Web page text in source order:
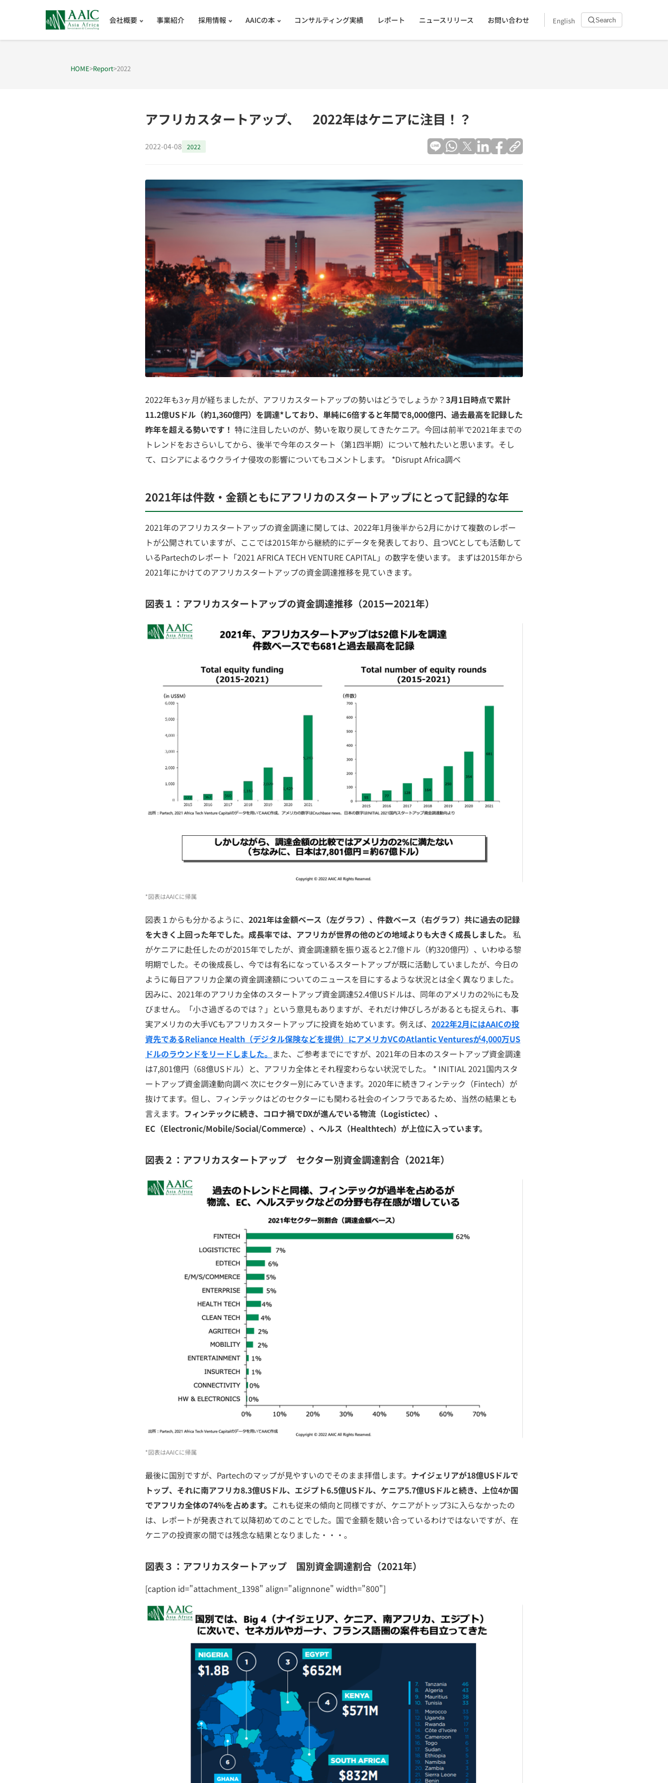
会社概要 事業紹介 採用情報 AAICの本 コンサルティング実績 レポート ニュースリリース お問い合わせ English Search
HOME>Report>2022
アフリカスタートアップ、 2022年はケニアに注目！？
2022-04-08 2022
2022年も3ヶ月が経ちましたが、アフリカスタートアップの勢いはどうでしょうか？3月1日時点で累計
11.2億USドル（約1,360億円）を調達*しており、単純に6倍すると年間で8,000億円、過去最高を記録した
昨年を超える勢いです！ 特に注目したいのが、勢いを取り戻してきたケニア。今回は前半で2021年までの
トレンドをおさらいしてから、後半で今年のスタート（第1四半期）について触れたいと思います。そし
て、ロシアによるウクライナ侵攻の影響についてもコメントします。 *Disrupt Africa調べ
2021年は件数・金額ともにアフリカのスタートアップにとって記録的な年
2021年のアフリカスタートアップの資金調達に関しては、2022年1月後半から2月にかけて複数のレポー
トが公開されていますが、ここでは2015年から継続的にデータを発表しており、且つVCとしても活動して
いるPartechのレポート「2021 AFRICA TECH VENTURE CAPITAL」の数字を使います。 まずは2015年から
2021年にかけてのアフリカスタートアップの資金調達推移を見ていきます。
図表１：アフリカスタートアップの資金調達推移（2015ー2021年）
*図表はAAICに帰属
図表１からも分かるように、 2021年は金額ベース（左グラフ）、件数ベース（右グラフ）共に過去の記録
を大きく上回った年でした。成長率では、アフリカが世界の他のどの地域よりも大きく成長しました。 私
がケニアに赴任したのが2015年でしたが、資金調達額を振り返ると2.7億ドル（約320億円）、いわゆる黎
明期でした。その後成長し、今では有名になっているスタートアップが既に活動していましたが、今日の
ように毎日アフリカ企業の資金調達額についてのニュースを目にするような状況とは全く異なりました。
因みに、2021年のアフリカ全体のスタートアップ資金調達52.4億USドルは、同年のアメリカの2%にも及
びません。「小さ過ぎるのでは？」という意見もありますが、それだけ伸びしろがあるとも捉えられ、事
実アメリカの大手VCもアフリカスタートアップに投資を始めています。例えば、 2022年2月にはAAICの投
資先であるReliance Health（デジタル保険などを提供）にアメリカVCのAtlantic Venturesが4,000万US
ドルのラウンドをリードしました。 また、ご参考までにですが、2021年の日本のスタートアップ資金調達
は7,801億円（68億USドル）と、アフリカ全体とそれ程変わらない状況でした。 * INITIAL 2021国内スタ
ートアップ資金調達動向調べ 次にセクター別にみていきます。2020年に続きフィンテック（Fintech）が
抜けてます。但し、フィンテックはどのセクターにも関わる社会のインフラであるため、当然の結果とも
言えます。 フィンテックに続き、コロナ禍でDXが進んでいる物流（Logistictec）、
EC（Electronic/Mobile/Social/Commerce）、ヘルス（Healthtech）が上位に入っています。
図表２：アフリカスタートアップ セクター別資金調達割合（2021年）
*図表はAAICに帰属
最後に国別ですが、Partechのマップが見やすいのでそのまま拝借します。 ナイジェリアが18億USドルで
トップ、それに南アフリカ8.3億USドル、エジプト6.5億USドル、ケニア5.7億USドルと続き、上位4か国
でアフリカ全体の74%を占めます。 これも従来の傾向と同様ですが、ケニアがトップ3に入らなかったの
は、レポートが発表されて以降初めてのことでした。国で金額を競い合っているわけではないですが、在
ケニアの投資家の間では残念な結果となりました・・・。
図表３：アフリカスタートアップ 国別資金調達割合（2021年）
[caption id="attachment_1398" align="alignnone" width="800"]